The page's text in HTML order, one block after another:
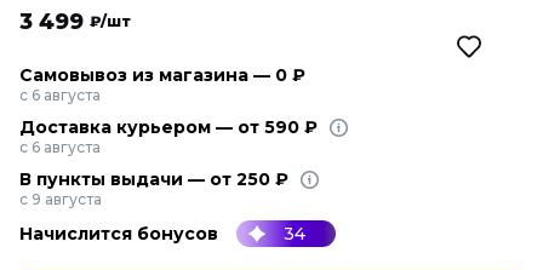
3 499 ₽/шт
Самовывоз из магазина — 0 ₽
с 6 августа
Доставка курьером — от 590 ₽
с 6 августа
В пункты выдачи — от 250 ₽
с 9 августа
Начислится бонусов 34